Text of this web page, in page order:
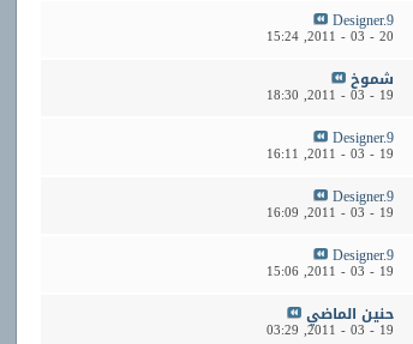
Designer.9
20 - 03 - 2011,
15:24
شموخ
19 - 03 - 2011,
18:30
Designer.9
19 - 03 - 2011,
16:11
Designer.9
19 - 03 - 2011,
16:09
Designer.9
19 - 03 - 2011,
15:06
حنين الماضي
19 - 03 - 2011,
03:29